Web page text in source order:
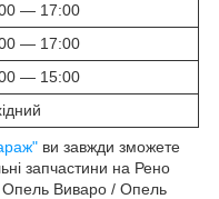
— 17:00
— 17:00
— 15:00
ви завжди зможете
запчастини на Рено
Опель Виваро / Опель